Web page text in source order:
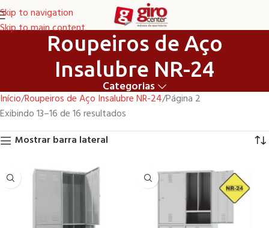
Skip to navigation
Skip to main content
Roupeiros de Aço
Insalubre NR-24
Categorias
Início Roupeiros de Aço Insalubre NR-24 Página 2
Exibindo 13–16 de 16 resultados
Mostrar barra lateral